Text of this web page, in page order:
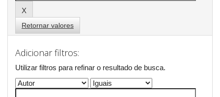
Retornar valores
Adicionar filtros:
Utilizar filtros para refinar o resultado de busca.